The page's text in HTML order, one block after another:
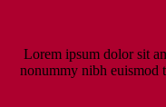
Lorem ipsum dolor sit
nonummy nibh euismod